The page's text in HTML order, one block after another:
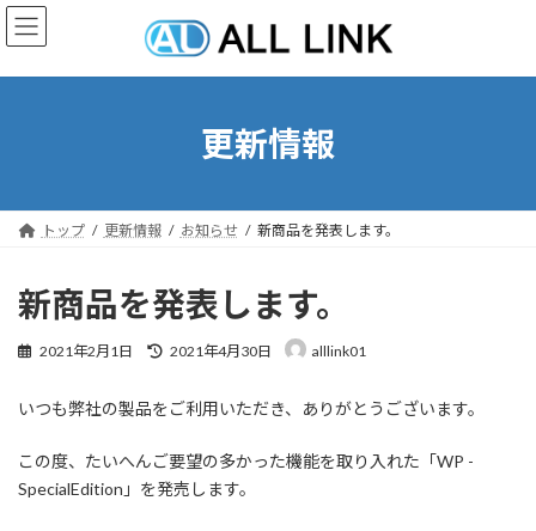
コ
ン
ン
ナ
ビ
ー
更新情報
トップ 更新情報 お知らせ 新商品を発表します。
新商品を発表します。
2021年2月1日
最
新
時
:
2021年4月30日 alllink01
いつも弊社の製品をご利用いただき、ありがとうございます。
この度、たいへんご要望の多かった機能を取り入れた「WP -
SpecialEdition」を発売します。